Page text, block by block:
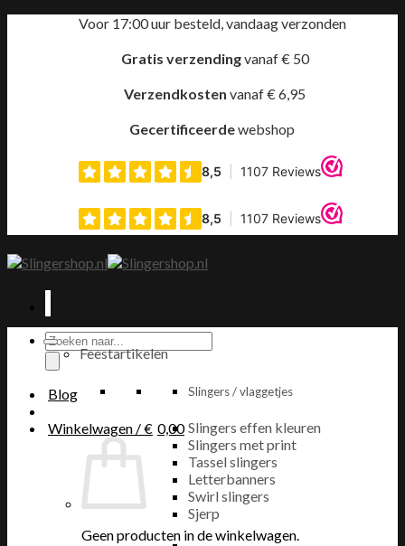
Voor 17:00 uur besteld, vandaag verzonden
Gratis verzendingvanaf € 50
Verzendkosten vanaf € 6,95
Gecertificeerdewebshop
Producten
zoeken
Blog
Winkelwagen /€ 0,00
Geen producten in de winkelwagen.
Feestartikelen
Slingers / vlaggetjes
Slingers effen kleuren
Slingers met print
Tassel slingers
Letterbanners
Swirl slingers
Sjerp